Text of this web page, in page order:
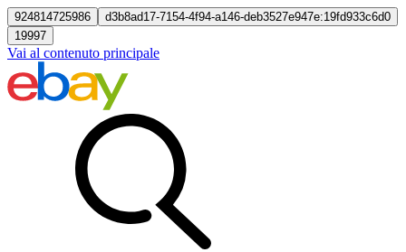
924814725986
d3b8ad17-7154-4f94-a146-deb3527e947e:19fd933c6d0
19997
Vai al contenuto principale